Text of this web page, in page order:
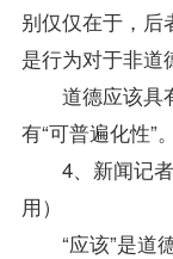
别仅仅在于，后
是行为对于非
道德应该具有
有“可普遍化性”。
4、新闻记者
用）
“应该”是道德